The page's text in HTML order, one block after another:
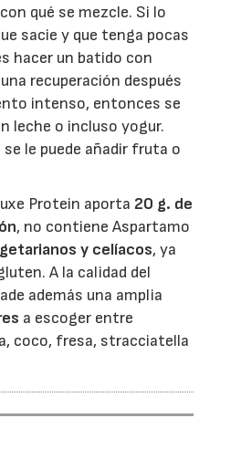
qué se mezcle. Si lo
sacie y que tenga pocas
hacer un batido con
recuperación después
intenso, entonces se
leche o incluso yogur.
le puede añadir fruta o
Protein aporta 20 g. de
, no contiene Aspartamo
y celíacos, ya
A la calidad del
además una amplia
a escoger entre
coco, fresa, stracciatella